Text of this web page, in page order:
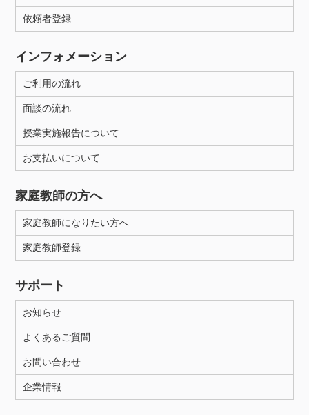
依頼者登録
インフォメーション
ご利用の流れ
面談の流れ
授業実施報告について
お支払いについて
家庭教師の方へ
家庭教師になりたい方へ
家庭教師登録
サポート
お知らせ
よくあるご質問
お問い合わせ
企業情報